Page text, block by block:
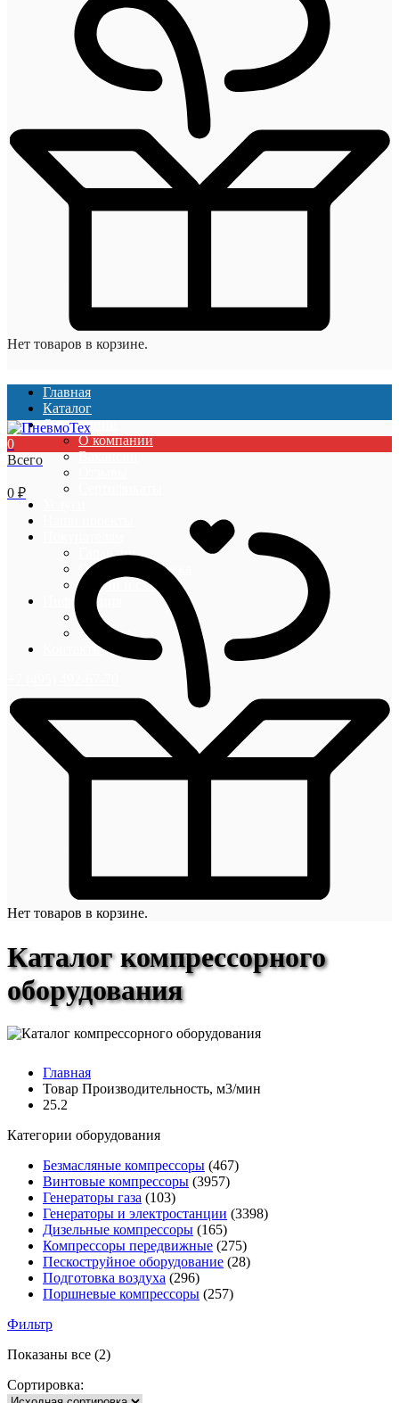
Нет товаров в корзине.
Главная
Каталог
О компании
О компании
Вакансии
Гарантии
Оплата и доставка
Акции и скидки
Информация
Блог
Новости
Контакты
0
Всего
0 ₽
Нет товаров в корзине.
Каталог компрессорного
оборудования
Главная
Товар Производительность, м3/мин
25.2
Категории оборудования
Безмасляные компрессоры (467)
Винтовые компрессоры (3957)
Генераторы газа (103)
Генераторы и электростанции (3398)
Дизельные компрессоры (165)
Компрессоры передвижные (275)
Пескоструйное оборудование (28)
Подготовка воздуха (296)
Поршневые компрессоры (257)
Фильтр
Показаны все (2)
Сортировка: